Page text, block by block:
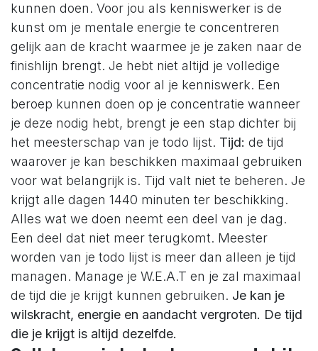
kunnen doen. Voor jou als kenniswerker is de
kunst om je mentale energie te concentreren
gelijk aan de kracht waarmee je je zaken naar de
finishlijn brengt. Je hebt niet altijd je volledige
concentratie nodig voor al je kenniswerk. Een
beroep kunnen doen op je concentratie wanneer
je deze nodig hebt, brengt je een stap dichter bij
het meesterschap van je todo lijst. Tijd: de tijd
waarover je kan beschikken maximaal gebruiken
voor wat belangrijk is. Tijd valt niet te beheren. Je
krijgt alle dagen 1440 minuten ter beschikking.
Alles wat we doen neemt een deel van je dag.
Een deel dat niet meer terugkomt. Meester
worden van je todo lijst is meer dan alleen je tijd
managen. Manage je W.E.A.T en je zal maximaal
de tijd die je krijgt kunnen gebruiken. Je kan je
wilskracht, energie en aandacht vergroten. De tijd
die je krijgt is altijd dezelfde.